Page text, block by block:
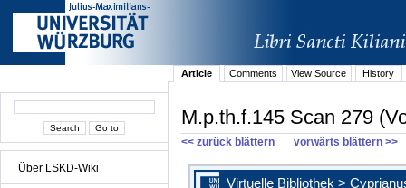
Über LSKD-Wiki
Article Comments View Source History
M.p.th.f.145 Scan 279
<< zurück blättern vorwärts blättern >>